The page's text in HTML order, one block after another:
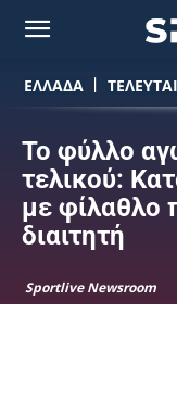
ΕΛΛΑΔΑ
Το φύλλο
τελικού:
με φίλαθλο
διαιτητή
Sportlive Newsroom